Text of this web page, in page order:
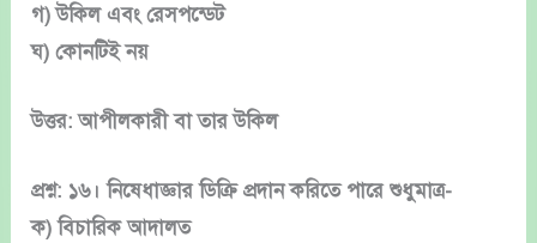
গ) উকিল এবং রেসপন্ডেট
ঘ) কোনটিই নয়
উত্তর: আপীলকারী বা তার উকিল
প্রশ্ন: ১৬। নিষেধাজ্ঞার ডিক্রি প্রদান করিতে পারে শুধুমাত্র-
ক) বিচারিক আদালত